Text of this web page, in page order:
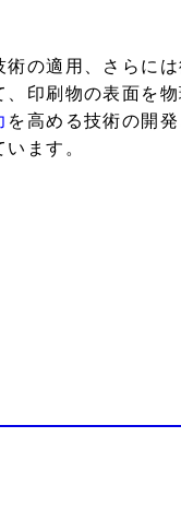
の適用、さらに
印刷物の表面を
を高める技術の開
ます。